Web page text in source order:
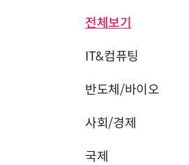
전체보기
IT&컴퓨팅
반도체/바이오
사회/경제
국제